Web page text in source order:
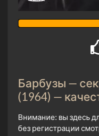
Барбузы —
(1964) —
Внимание: вы здесь
без регистрации